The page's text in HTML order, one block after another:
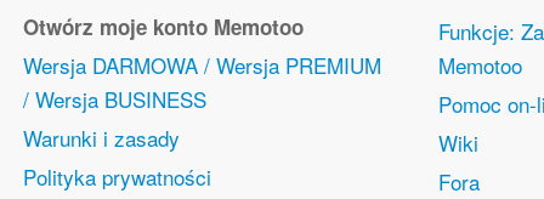
Otwórz moje konto Memotoo
Wersja DARMOWA / Wersja PREMIUM
/ Wersja BUSINESS
Warunki i zasady
Polityka prywatności
Funkcje:
Memotoo
Pomoc on-
Wiki
Fora